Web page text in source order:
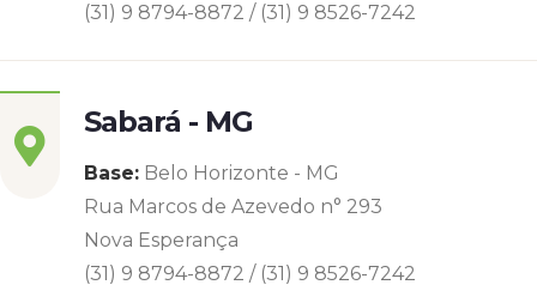
(31) 9 8794-8872 / (31) 9 8526-7242
Sabará - MG
Base: Belo Horizonte - MG
Rua Marcos de Azevedo n° 293
Nova Esperança
(31) 9 8794-8872 / (31) 9 8526-7242